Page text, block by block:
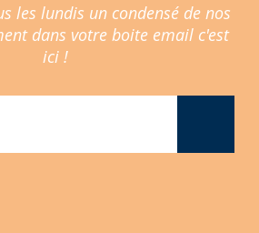
les lundis un condensé de nos
dans votre boite email c'est
ici !